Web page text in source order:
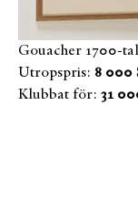
Gouacher 1700-tal
Utropspris: 8 000
Klubbat för: 31